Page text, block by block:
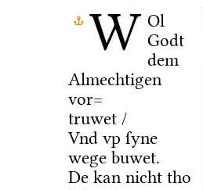
W Ol
Godt
dem
Almechtigen
vor=
truwet /
Vnd vp ſyne
wege buwet.
De kan nicht tho